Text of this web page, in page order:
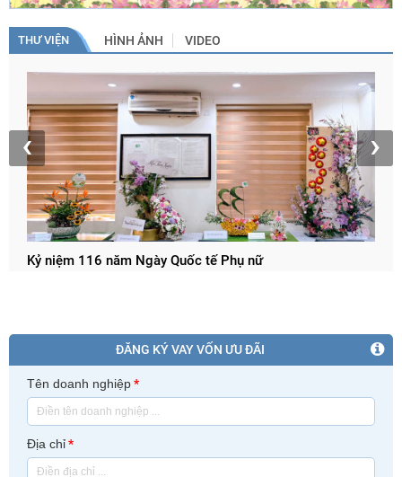
THƯ VIỆN HÌNH ẢNH VIDEO
Kỷ niệm 116 năm Ngày Quốc tế Phụ nữ
‹ ›
ĐĂNG KÝ VAY VỐN ƯU ĐÃI
Tên doanh nghiệp*
Địa chỉ*